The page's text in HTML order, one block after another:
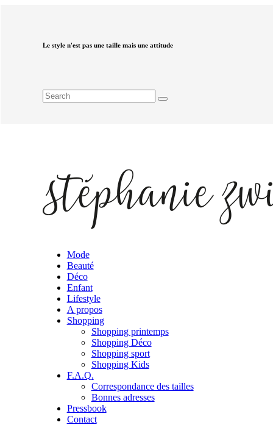
Le style n'est pas une taille mais une attitude
Mode
Beauté
Déco
Enfant
Lifestyle
A propos
Shopping
Shopping printemps
Shopping Déco
Shopping sport
Shopping Kids
F.A.Q.
Correspondance des tailles
Bonnes adresses
Pressbook
Contact